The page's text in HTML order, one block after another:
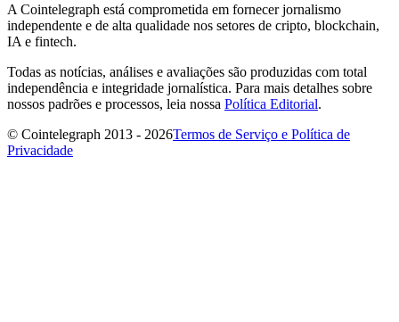
A Cointelegraph está comprometida em fornecer jornalismo
independente e de alta qualidade nos setores de cripto, blockchain,
IA e fintech.
Todas as notícias, análises e avaliações são produzidas com total
independência e integridade jornalística. Para mais detalhes sobre
nossos padrões e processos, leia nossa Política Editorial.
© Cointelegraph 2013 - 2026Termos de Serviço e Política de
Privacidade